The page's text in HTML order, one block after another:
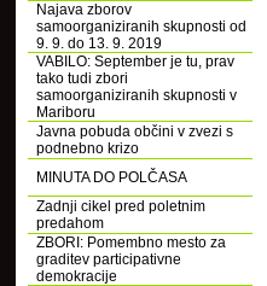
Najava zborov
samoorganiziranih skupnosti od
9. 9. do 13. 9. 2019
VABILO: September je tu, prav
tako tudi zbori
samoorganiziranih skupnosti v
Mariboru
Javna pobuda občini v zvezi s
podnebno krizo
MINUTA DO POLČASA
Zadnji cikel pred poletnim
predahom
ZBORI: Pomembno mesto za
graditev participativne
demokracije